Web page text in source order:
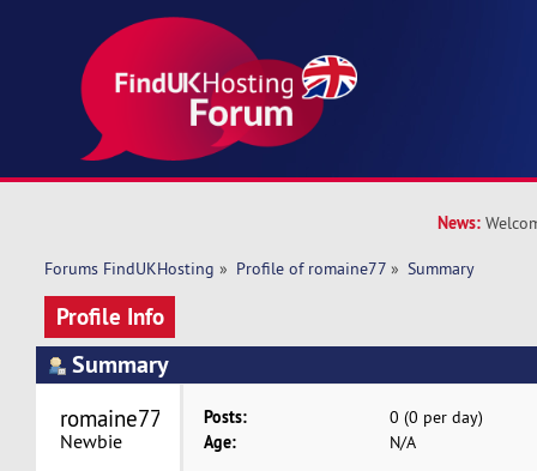
News:
Forums FindUKHosting » Profile of romaine77 » Summary
Profile Info
Summary
Newbie
Posts: 0 (0 per day)
Age: N/A